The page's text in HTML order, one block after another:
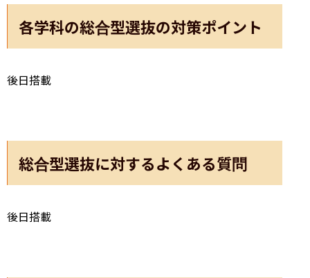
各学科の総合型選抜の対策ポイント
後日搭載
総合型選抜に対するよくある質問
後日搭載